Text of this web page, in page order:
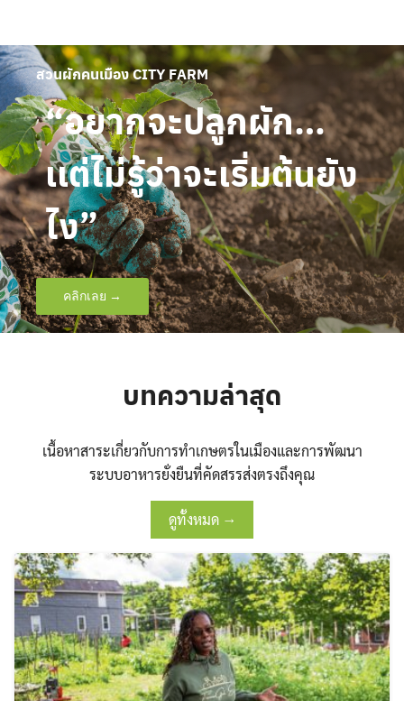
content
สวนผักคนเมือง CITY FARM
“อยากจะปลูกผัก…
เเต่ไม่รู้ว่าจะเริ่มต้นยัง
ไง”
คลิกเลย →
บทความล่าสุด
เนื้อหาสาระเกี่ยวกับการทำเกษตรในเมืองและการพัฒนา
ระบบอาหารยั่งยืนที่คัดสรรส่งตรงถึงคุณ
ดูทั้งหมด →